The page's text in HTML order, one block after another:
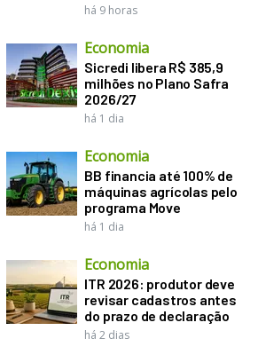
há 9 horas
Economia
Sicredi libera R$ 385,9
milhões no Plano Safra
2026/27
há 1 dia
Economia
BB financia até 100% de
máquinas agrícolas pelo
programa Move
há 1 dia
Economia
ITR 2026: produtor deve
revisar cadastros antes
do prazo de declaração
há 2 dias